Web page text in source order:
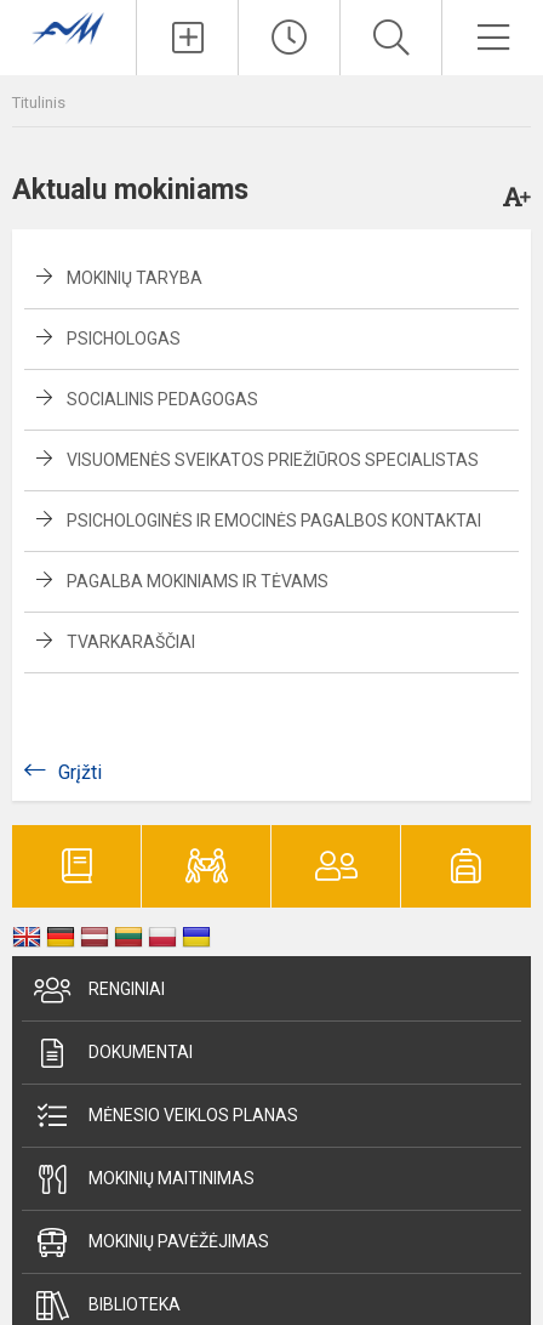
Titulinis
Aktualu mokiniams
MOKINIŲ TARYBA
PSICHOLOGAS
SOCIALINIS PEDAGOGAS
VISUOMENĖS SVEIKATOS PRIEŽIŪROS SPECIALISTAS
PSICHOLOGINĖS IR EMOCINĖS PAGALBOS KONTAKTAI
PAGALBA MOKINIAMS IR TĖVAMS
TVARKARAŠČIAI
Grįžti
RENGINIAI
DOKUMENTAI
MĖNESIO VEIKLOS PLANAS
MOKINIŲ MAITINIMAS
MOKINIŲ PAVĖŽĖJIMAS
BIBLIOTEKA